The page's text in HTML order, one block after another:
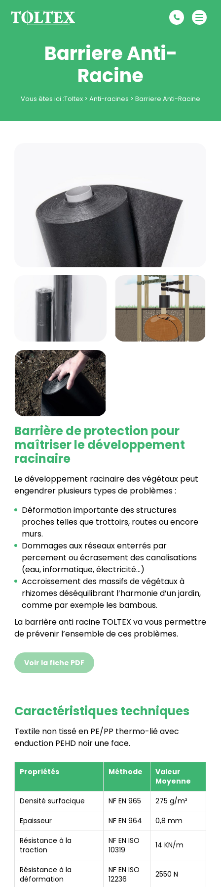
Barriere Anti-
Racine
Vous êtes ici :Toltex > Anti-racines > Barriere Anti-Racine
Barrière de protection pour
maîtriser le développement
racinaire
Le développement racinaire des végétaux peut
engendrer plusieurs types de problèmes :
Déformation importante des structures
proches telles que trottoirs, routes ou encore
murs.
Dommages aux réseaux enterrés par
percement ou écrasement des canalisations
(eau, informatique, électricité…)
Accroissement des massifs de végétaux à
rhizomes déséquilibrant l’harmonie d’un jardin,
comme par exemple les bambous.
La barrière anti racine TOLTEX va vous permettre
de prévenir l’ensemble de ces problèmes.
Voir la fiche PDF
Caractéristiques techniques
Textile non tissé en PE/PP thermo-lié avec
enduction PEHD noir une face.
Propriétés Méthode
Valeur
Moyenne
Densité surfacique
NF EN 965
275 g/m²
Epaisseur
NF EN 964
0,8 mm
Résistance à la
traction
NF EN ISO
10319
14 KN/m
Résistance à la
déformation
NF EN ISO
12236
2550 N